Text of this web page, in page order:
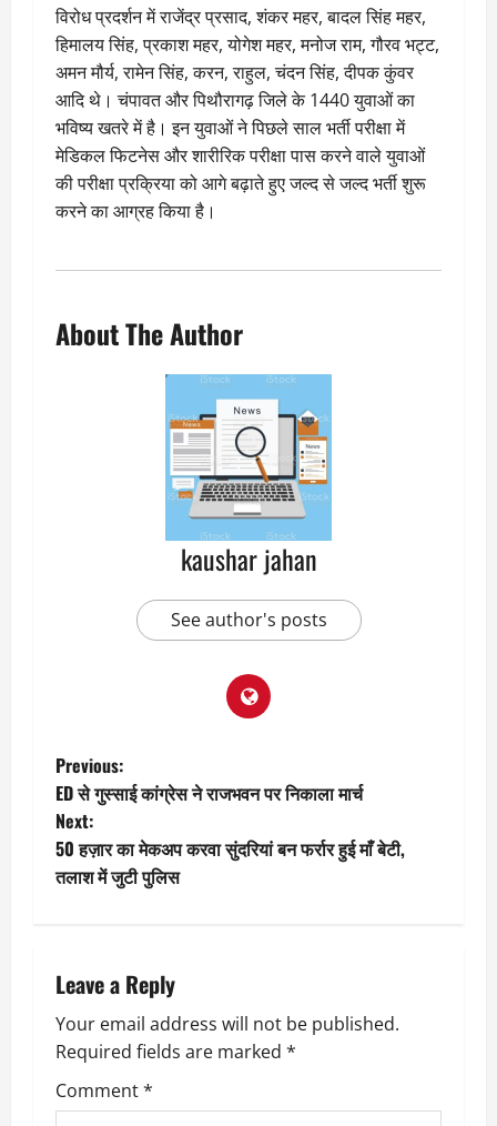
विरोध प्रदर्शन में राजेंद्र प्रसाद, शंकर महर, बादल सिंह महर,
हिमालय सिंह, प्रकाश महर, योगेश महर, मनोज राम, गौरव भट्ट,
अमन मौर्य, रामेन सिंह, करन, राहुल, चंदन सिंह, दीपक कुंवर
आदि थे। चंपावत और पिथौरागढ़ जिले के 1440 युवाओं का
भविष्य खतरे में है। इन युवाओं ने पिछले साल भर्ती परीक्षा में
मेडिकल फिटनेस और शारीरिक परीक्षा पास करने वाले युवाओं
की परीक्षा प्रक्रिया को आगे बढ़ाते हुए जल्द से जल्द भर्ती शुरू
करने का आग्रह किया है।
About The Author
kaushar jahan
See author's posts
P
o
s
a
v
i
Previous:
ED से गुस्साई कांग्रेस ने राजभवन पर निकाला मार्च
Next:
50 हज़ार का मेकअप करवा सुंदरियां बन फर्रार हुई माँ बेटी,
तलाश में जुटी पुलिस
Leave a Reply
Your email address will not be published.
Required fields are marked *
Comment*